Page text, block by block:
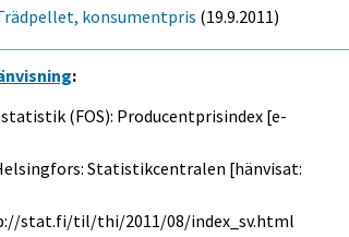
konsumentpris (19.9.2011)
:
(FOS): Producentprisindex [e-
Statistikcentralen [hänvisat:
stat.fi/til/thi/2011/08/index_sv.html